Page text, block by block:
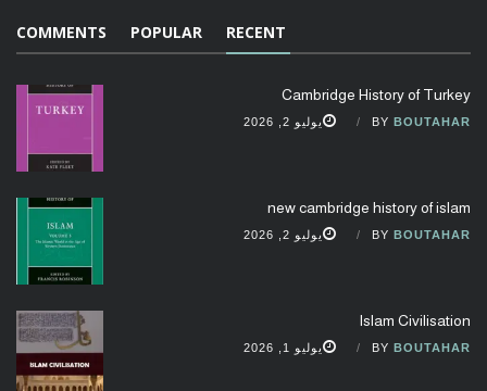
RECENT
POPULAR
COMMENTS
Cambridge History of Turkey
BY BOUTAHAR يوليو 2, 2026
new cambridge history of islam
BY BOUTAHAR يوليو 2, 2026
Islam Civilisation
BY BOUTAHAR يوليو 1, 2026